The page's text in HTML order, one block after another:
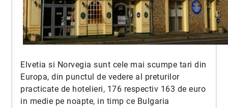
Elvetia si Norvegia sunt cele mai scumpe tari din
Europa, din punctul de vedere al preturilor
practicate de hotelieri, 176 respectiv 163 de euro
in medie pe noapte, in timp ce Bulgaria